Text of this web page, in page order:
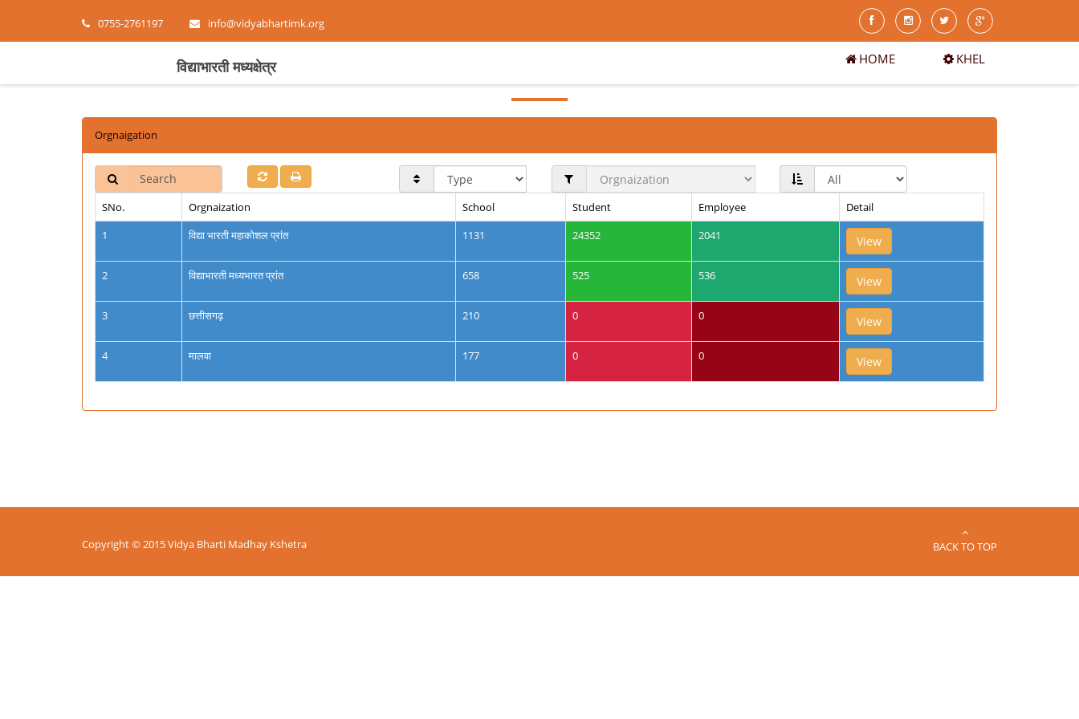
0755-2761197 info@vidyabhartimk.org
विद्याभारती मध्यक्षेत्र HOME KHEL
Orgnaigation
Search
SNo. Orgnaization School Student Employee
Detail
1
विद्या भारती महाकोशल प्रांत 1131 24352 2041 View
2 विद्याभारती मध्यभारत प्रांत 658 525 536 View
3 छत्तीसगढ़ 210 0 0 View
4 मालवा 177 0 0 View
Copyright © 2015 Vidya Bharti Madhay Kshetra BACK TO TOP